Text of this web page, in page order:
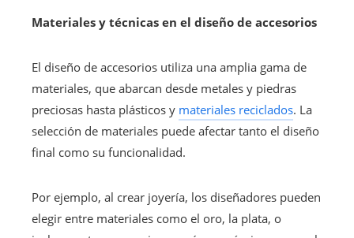
Materiales y técnicas en el diseño de accesorios
El diseño de accesorios utiliza una amplia gama de
materiales, que abarcan desde metales y piedras
preciosas hasta plásticos y materiales reciclados. La
selección de materiales puede afectar tanto el diseño
final como su funcionalidad.
Por ejemplo, al crear joyería, los diseñadores pueden
elegir entre materiales como el oro, la plata, o